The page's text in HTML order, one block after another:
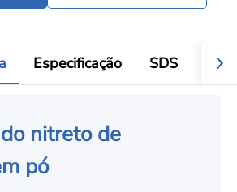
Especificação SDS
nitreto de
pó